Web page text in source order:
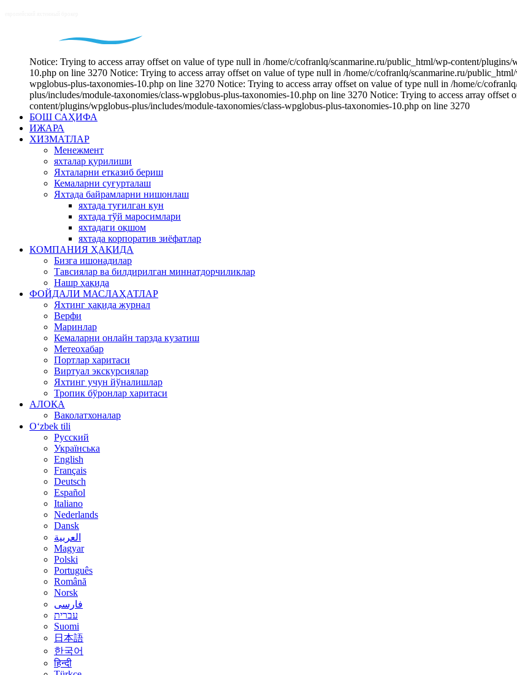
Notice: Trying to access array offset on value of type null in /home/c/cofranlq/scanmarine.ru/public_html/wp-content/
10.php on line 3270 Notice: Trying to access array offset on value of type null in /home/c/cofranlq/scanmarine.ru/
wpglobus-plus-taxonomies-10.php on line 3270 Notice: Trying to access array offset on value of type null in /home/c/
plus/includes/module-taxonomies/class-wpglobus-plus-taxonomies-10.php on line 3270 Notice: Trying to access array
content/plugins/wpglobus-plus/includes/module-taxonomies/class-wpglobus-plus-taxonomies-10.php on line 3270
БОШ САҲИФА
ИЖАРА
ХИЗМАТЛАР
Менежмент
яхталар қурилиши
Яхталарни етказиб бериш
Кемаларни суғурталаш
Яхтада байрамларни нишонлаш
яхтада туғилган кун
яхтада тўй маросимлари
яхтадаги оқшом
яхтада корпоратив зиёфатлар
КОМПАНИЯ ҲАҚИДА
Бизга ишонадилар
Тавсиялар ва билдирилган миннатдорчиликлар
Нашр ҳақида
ФОЙДАЛИ МАСЛАҲАТЛАР
Яхтинг ҳақида журнал
Верфи
Маринлар
Кемаларни онлайн тарзда кузатиш
Метеохабар
Портлар харитаси
Виртуал экскурсиялар
Яхтинг учун йўналишлар
Тропик бўронлар харитаси
АЛОҚА
Ваколатхоналар
Oʻzbek tili
Русский
Українська
English
Français
Deutsch
Español
Italiano
Nederlands
Dansk
العربية
Magyar
Polski
Português
Română
Norsk
فارسی
עברית
Suomi
日本語
한국어
हिन्दी